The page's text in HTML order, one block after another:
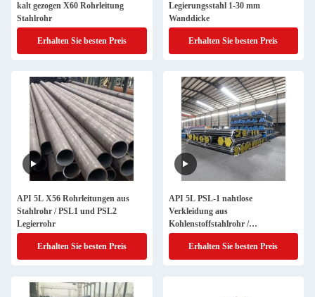
kalt gezogen X60 Rohrleitung
Stahlrohr
Erhalten Sie besten Preis
Legierungsstahl 1-30 mm
Wanddicke
Erhalten Sie besten Preis
API 5L X56 Rohrleitungen aus
Stahlrohr / PSL1 und PSL2
Legierrohr
Erhalten Sie besten Preis
API 5L PSL-1 nahtlose
Verkleidung aus
Kohlenstoffstahlrohr /
Legierstahlrohr
Erhalten Sie besten Preis